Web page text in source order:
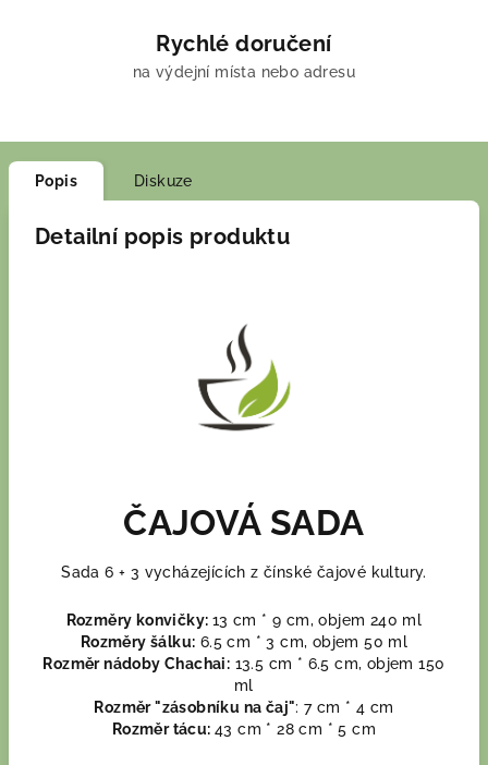
Rychlé doručení
na výdejní místa nebo adresu
Popis Diskuze
Detailní popis produktu
ČAJOVÁ SADA
Sada 6 + 3 vycházejících z čínské čajové kultury.
Rozměry konvičky: 13 cm * 9 cm, objem 240 ml
Rozměry šálku: 6.5 cm * 3 cm, objem 50 ml
Rozměr nádoby Chachai: 13.5 cm * 6.5 cm, objem 150
ml
Rozměr "zásobníku na čaj": 7 cm * 4 cm
Rozměr tácu:43 cm * 28 cm * 5 cm